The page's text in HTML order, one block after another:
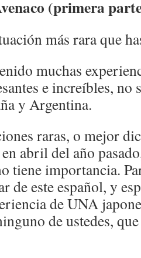
(primera
más rara que
muchas
e increíbles, no
y Argentina.
raras, o mejor
abril del año
tiene importancia.
de este español, y
de UNA
de ustedes,